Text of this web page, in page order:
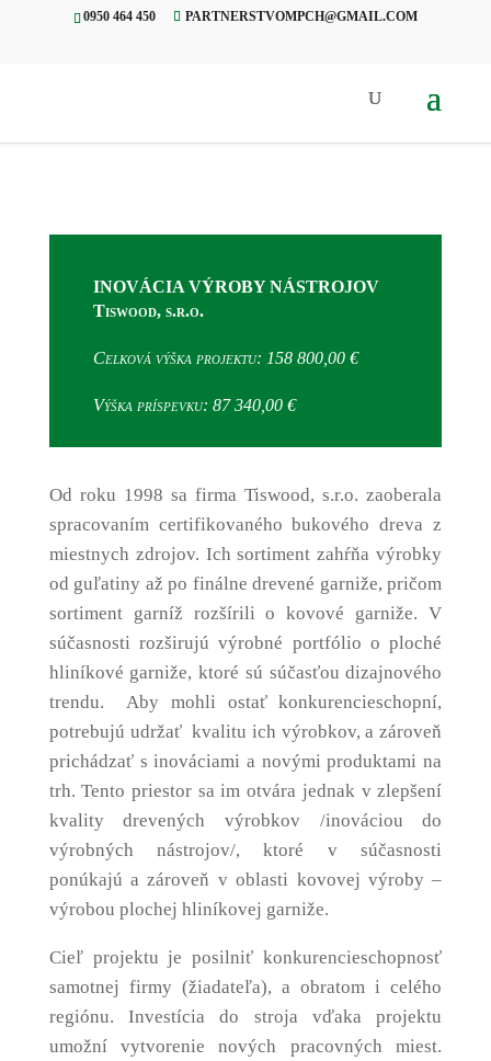
0950 464 450 PARTNERSTVOMPCH@GMAIL.COM
INOVÁCIA VÝROBY NÁSTROJOV
Tiswood, s.r.o.
Celková výška projektu: 158 800,00 €
Výška príspevku: 87 340,00 €
Od roku 1998 sa firma Tiswood, s.r.o. zaoberala
spracovaním certifikovaného bukového dreva z
miestnych zdrojov. Ich sortiment zahŕňa výrobky
od guľatiny až po finálne drevené garniže, pričom
sortiment garníž rozšírili o kovové garniže. V
súčasnosti rozširujú výrobné portfólio o ploché
hliníkové garniže, ktoré sú súčasťou dizajnového
trendu. Aby mohli ostať konkurencieschopní,
potrebujú udržať kvalitu ich výrobkov, a zároveň
prichádzať s inováciami a novými produktami na
trh. Tento priestor sa im otvára jednak v zlepšení
kvality drevených výrobkov /inováciou do
výrobných nástrojov/, ktoré v súčasnosti
ponúkajú a zároveň v oblasti kovovej výroby –
výrobou plochej hliníkovej garniže.
Cieľ projektu je posilniť konkurencieschopnosť
samotnej firmy (žiadateľa), a obratom i celého
regiónu. Investícia do stroja vďaka projektu
umožní vytvorenie nových pracovných miest.